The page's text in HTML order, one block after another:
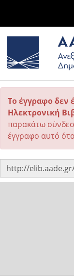
Το έγγραφο δεν
Ηλεκτρονική
παρακάτω
έγγραφο αυτό